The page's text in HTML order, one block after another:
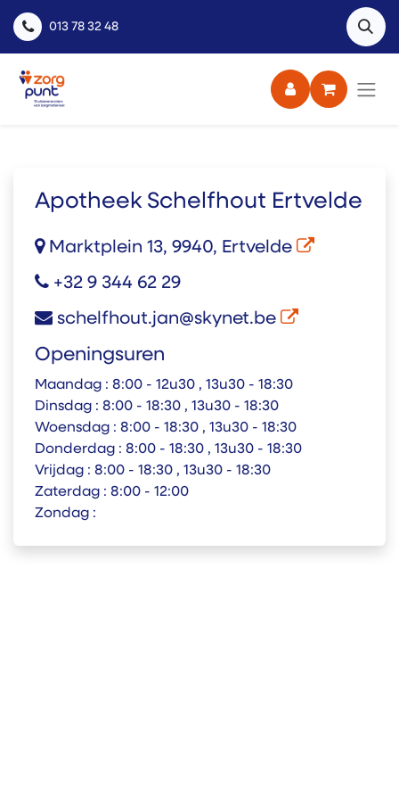
013 78 32 48
Apotheek Schelfhout Ertvelde
Marktplein 13, 9940, Ertvelde
+32 9 344 62 29
schelfhout.jan@skynet.be
Openingsuren
Maandag : 8:00 - 12u30 , 13u30 - 18:30
Dinsdag : 8:00 - 18:30 , 13u30 - 18:30
Woensdag : 8:00 - 18:30 , 13u30 - 18:30
Donderdag : 8:00 - 18:30 , 13u30 - 18:30
Vrijdag : 8:00 - 18:30 , 13u30 - 18:30
Zaterdag : 8:00 - 12:00
Zondag :